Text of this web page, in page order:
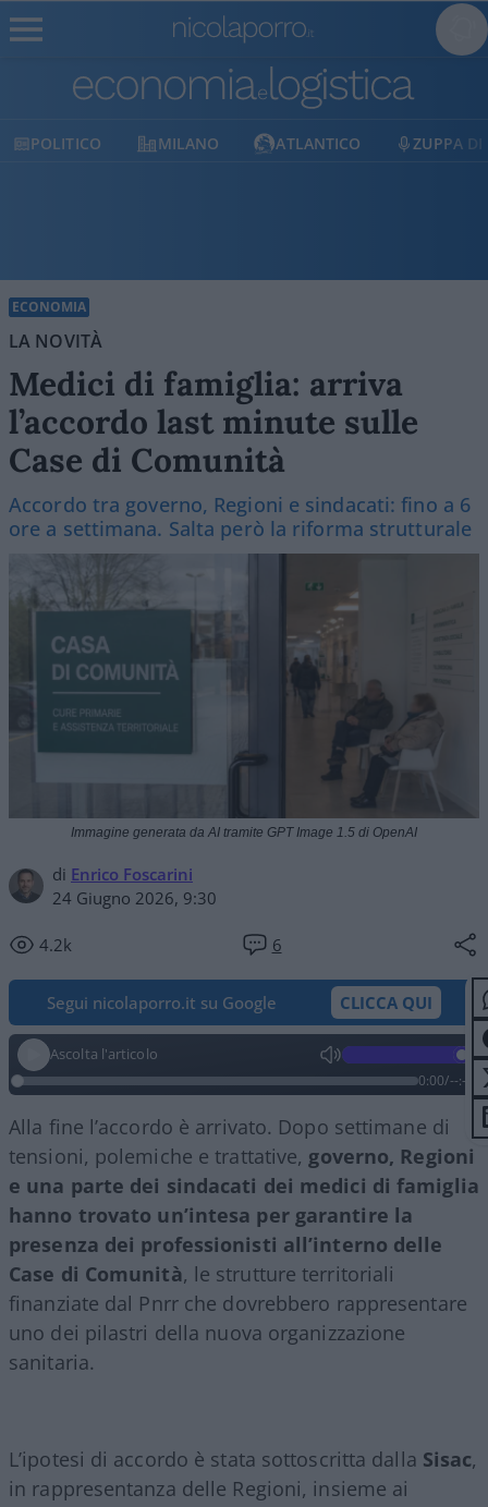
MILANO ATLANTICO ZUPPA DI PORRO
ECONOMIA
LA NOVITÀ
Medici di famiglia: arriva
l’accordo last minute sulle
Case di Comunità
Accordo tra governo, Regioni e sindacati: fino a 6
ore a settimana. Salta però la riforma strutturale
di Enrico Foscarini
24 Giugno 2026, 9:30
4.2k 6
Immagine generata da AI tramite GPT Image 1.5 di OpenAI
Segui nicolaporro.it su Google CLICCA QUI
Ascolta l'articolo
0:00/--:--
Alla fine l’accordo è arrivato. Dopo settimane di
tensioni, polemiche e trattative, governo, Regioni
e una parte dei sindacati dei medici di famiglia
hanno trovato un’intesa per garantire la
presenza dei professionisti all’interno delle
Case di Comunità, le strutture territoriali
finanziate dal Pnrr che dovrebbero rappresentare
uno dei pilastri della nuova organizzazione
sanitaria.
L’ipotesi di accordo è stata sottoscritta dalla Sisac,
in rappresentanza delle Regioni, insieme ai